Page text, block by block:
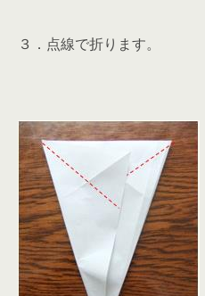
３．点線で折ります。